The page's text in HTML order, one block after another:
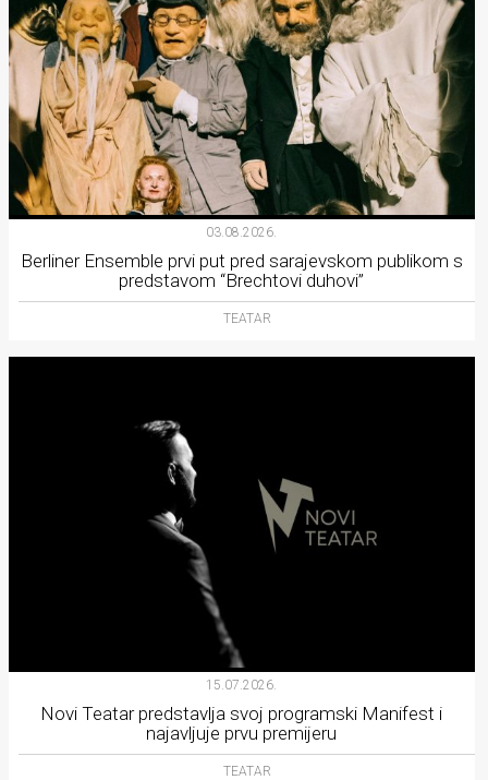
03.08.2026.
Berliner Ensemble prvi put pred sarajevskom publikom s
predstavom “Brechtovi duhovi”
TEATAR
15.07.2026.
Novi Teatar predstavlja svoj programski Manifest i
najavljuje prvu premijeru
TEATAR